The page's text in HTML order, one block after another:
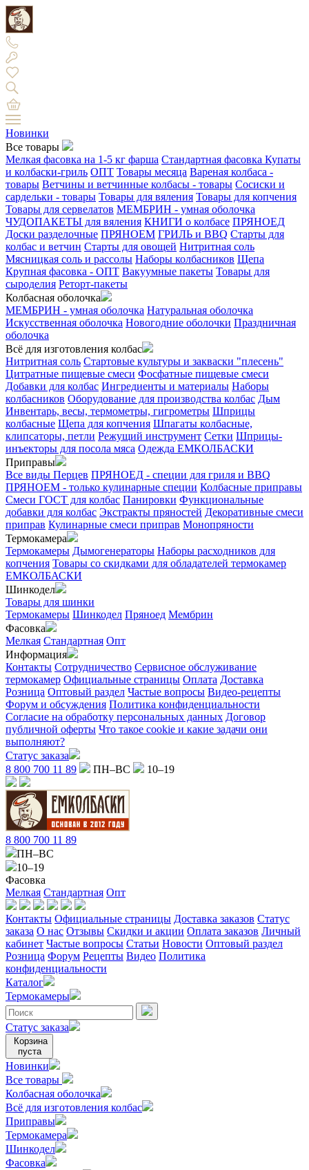
Новинки
Все товары
Мелкая фасовка на 1-5 кг фарша Стандартная фасовка Купаты
и колбаски-гриль ОПТ Товары месяца Вареная колбаса -
товары Ветчины и ветчинные колбасы - товары Сосиски и
сардельки - товары Товары для вяления Товары для копчения
Товары для сервелатов МЕМБРИН - умная оболочка
ЧУДОПАКЕТЫ для вяления КНИГИ о колбасе ПРЯНОЕД
Доски разделочные ПРЯНОЕМ ГРИЛЬ и BBQ Старты для
колбас и ветчин Старты для овощей Нитритная соль
Мясницкая соль и рассолы Наборы колбасников Щепа
Крупная фасовка - ОПТ Вакуумные пакеты Товары для
сыроделия Реторт-пакеты
Колбасная оболочка
МЕМБРИН - умная оболочка Натуральная оболочка
Искусственная оболочка Новогодние оболочки Праздничная
оболочка
Всё для изготовления колбас
Нитритная соль Стартовые культуры и закваски "плесень"
Цитратные пищевые смеси Фосфатные пищевые смеси
Добавки для колбас Ингредиенты и материалы Наборы
колбасников Оборудование для производства колбас Дым
Инвентарь, весы, термометры, гигрометры Шприцы
колбасные Щепа для копчения Шпагаты колбасные,
клипсаторы, петли Режущий инструмент Сетки Шприцы-
инъекторы для посола мяса Одежда ЕМКОЛБАСКИ
Приправы
Все виды Перцев ПРЯНОЕД - специи для гриля и BBQ
ПРЯНОЕМ - только кулинарные специи Колбасные приправы
Смеси ГОСТ для колбас Панировки Функциональные
добавки для колбас Экстракты пряностей Декоративные смеси
приправ Кулинарные смеси приправ Монопряности
Термокамера
Термокамеры Дымогенераторы Наборы расходников для
копчения Товары со скидками для обладателей термокамер
ЕМКОЛБАСКИ
Шинкодел
Товары для шинки
Термокамеры Шинкодел Пряноед Мембрин
Фасовка
Мелкая Стандартная Опт
Информация
Контакты Сотрудничество Сервисное обслуживание
термокамер Официальные страницы Оплата Доставка
Розница Оптовый раздел Частые вопросы Видео-рецепты
Форум и обсуждения Политика конфиденциальности
Согласие на обработку персональных данных Договор
публичной оферты Что такое cookie и какие задачи они
выполняют?
Статус заказа
8 800 700 11 89
ПН–ВС 10–19
8 800 700 11 89
ПН–ВС
10–19
Фасовка
Мелкая Стандартная Опт
Контакты Официальные страницы Доставка заказов Статус
заказа О нас Отзывы Скидки и акции Оплата заказов Личный
кабинет Частые вопросы Статьи Новости Оптовый раздел
Розница Форум Рецепты Видео Политика
конфиденциальности
Каталог
Термокамеры
Статус заказа
Корзина
пуста
Новинки
Все товары
Колбасная оболочка
Всё для изготовления колбас
Приправы
Термокамера
Шинкодел
Фасовка